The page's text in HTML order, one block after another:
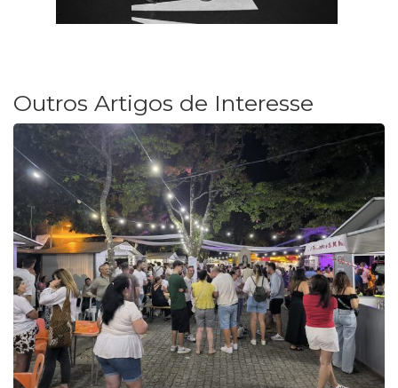
Outros Artigos de Interesse